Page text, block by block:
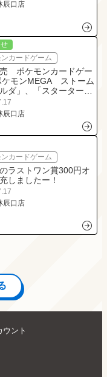
辰口店
カードゲーム
ポケモンカードゲー
ケモンMEGA ストーム
ダ」、「スターターセ
各種」の抽選販売
して
辰口店
カードゲーム
ラストワン賞300円オ
しましたー！
辰口店
ント